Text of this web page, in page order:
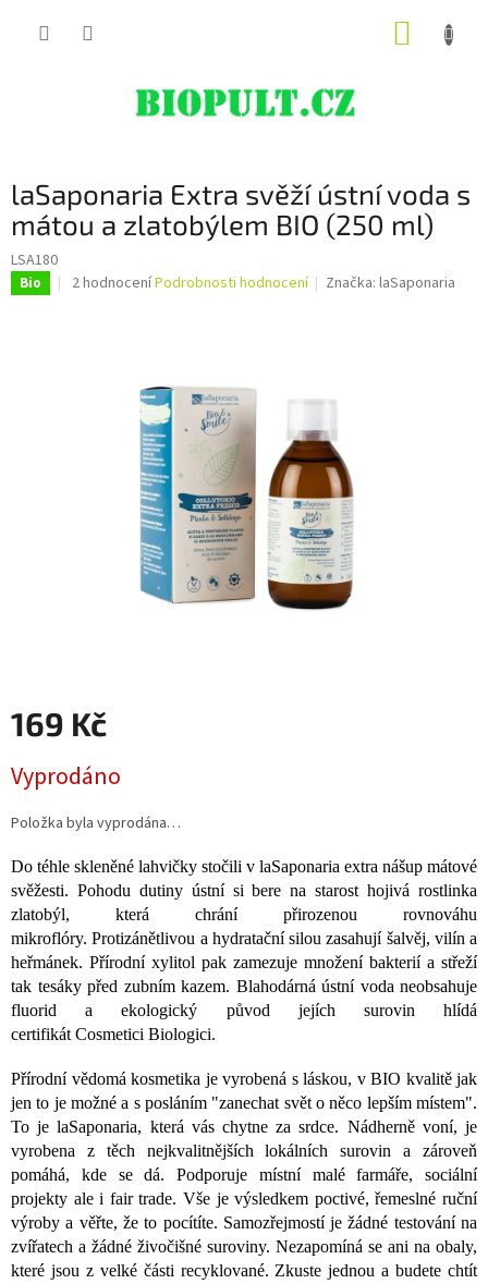
laSaponaria Extra svěží ústní voda s
mátou a zlatobýlem BIO (250 ml)
LSA180
Bio
Průměrné
hvězdiček.
2 hodnoceníPodrobnosti hodnocení Značka:laSaponaria
169 Kč
cena:
Vyprodáno
Položka byla vyprodána…
Do téhle skleněné lahvičky stočili v laSaponaria extra nášup mátové
svěžesti. Pohodu dutiny ústní si bere na starost hojivá rostlinka
zlatobýl, která chrání přirozenou rovnováhu
mikroflóry. Protizánětlivou a hydratační silou zasahují šalvěj, vilín a
heřmánek. Přírodní xylitol pak zamezuje množení bakterií a střeží
tak tesáky před zubním kazem. Blahodárná ústní voda neobsahuje
fluorid a ekologický původ jejích surovin hlídá
certifikát Cosmetici Biologici.
Přírodní vědomá kosmetika je vyrobená s láskou, v BIO kvalitě jak
jen to je možné a s posláním "zanechat svět o něco lepším místem".
To je laSaponaria, která vás chytne za srdce. Nádherně voní, je
vyrobena z těch nejkvalitnějších lokálních surovin a zároveň
pomáhá, kde se dá. Podporuje místní malé farmáře, sociální
projekty ale i fair trade. Vše je výsledkem poctivé, řemeslné ruční
výroby a věřte, že to pocítíte. Samozřejmostí je žádné testování na
zvířatech a žádné živočišné suroviny. Nezapomíná se ani na obaly,
které jsou z velké části recyklované. Zkuste jednou a budete chtít